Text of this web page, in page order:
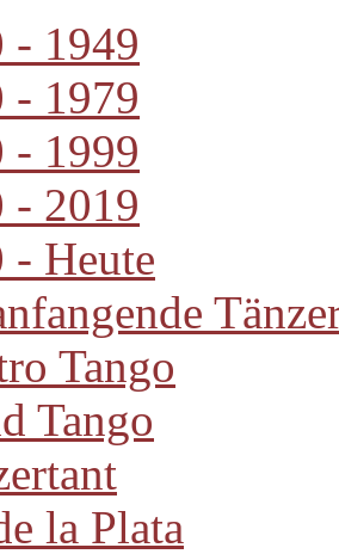
- 1949
- 1979
- 1999
- 2019
- Heute
Tango
Tango
la Plata